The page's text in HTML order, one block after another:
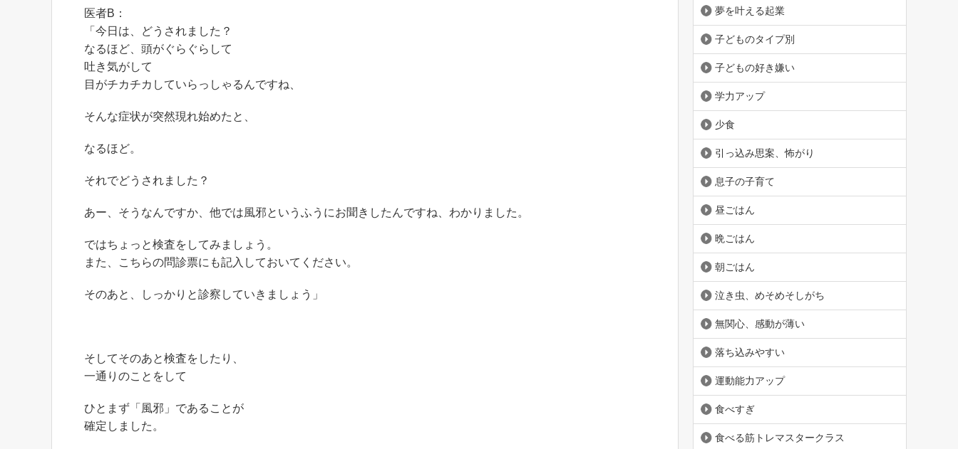
医者B：
「今日は、どうされました？
なるほど、頭がぐらぐらして
吐き気がして
目がチカチカしていらっしゃるんですね、
そんな症状が突然現れ始めたと、
なるほど。
それでどうされました？
あー、そうなんですか、他では風邪というふうにお聞きしたんですね、わかりました。
ではちょっと検査をしてみましょう。
また、こちらの問診票にも記入しておいてください。
そのあと、しっかりと診察していきましょう」
そしてそのあと検査をしたり、
一通りのことをして
ひとまず「風邪」であることが
確定しました。
夢を叶える起業
子どものタイプ別
子どもの好き嫌い
学力アップ
少食
引っ込み思案、怖がり
息子の子育て
昼ごはん
晩ごはん
朝ごはん
泣き虫、めそめそしがち
無関心、感動が薄い
落ち込みやすい
運動能力アップ
食べすぎ
食べる筋トレマスタークラス